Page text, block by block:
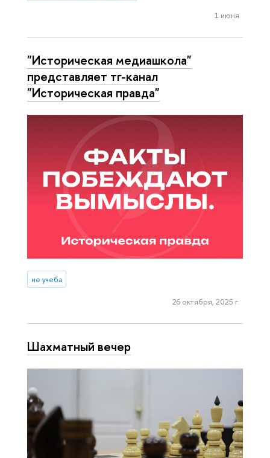
1 июня
"Историческая медиашкола"
представляет тг-канал
"Историческая правда"
не учеба
26 октября, 2025 г.
Шахматный вечер